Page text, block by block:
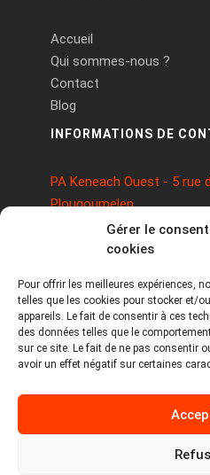
Gérer le
cookies
Pour offrir les meilleures expériences,
telles que les cookies pour stocker et/
appareils. Le fait de consentir à ces
des données telles que le
sur ce site. Le fait de ne pas consentir
avoir un effet négatif sur certaines
Accueil
Qui sommes-nous ?
Contact
Blog
INFORMATIONS DE
PA Keneach Ouest - 5 rue
Plougoumelen
contact@logiciels-
09 71 37 25 93
Copyright © 2026 Tous
MPDYS